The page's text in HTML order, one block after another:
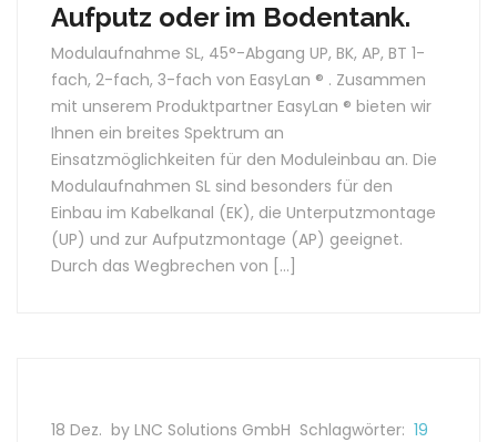
Aufputz oder im Bodentank.
Modulaufnahme SL, 45°-Abgang UP, BK, AP, BT 1-
fach, 2-fach, 3-fach von EasyLan ® . Zusammen
mit unserem Produktpartner EasyLan ® bieten wir
Ihnen ein breites Spektrum an
Einsatzmöglichkeiten für den Moduleinbau an. Die
Modulaufnahmen SL sind besonders für den
Einbau im Kabelkanal (EK), die Unterputzmontage
(UP) und zur Aufputzmontage (AP) geeignet.
Durch das Wegbrechen von […]
18 Dez. by LNC Solutions GmbH Schlagwörter: 19